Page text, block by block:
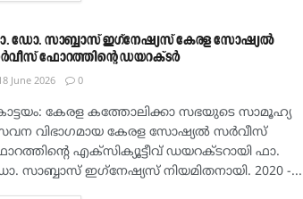
ഡോ. സാബ്ബാസ് ഇഗ്‌നേഷ്യസ് കേരള സോഷ്യൽ
ഫോറത്തിന്റെ ഡയറക്‌ടര്‍
June 2026
0
കേരള കത്തോലിക്കാ സഭയുടെ സാമൂഹ്യ
വിഭാഗമായ കേരള സോഷ്യൽ സർവീസ്
എക്സിക്യൂട്ടീവ് ഡയറക്‌ടറായി ഫാ.
സാബ്ബാസ് ഇഗ്‌നേഷ്യസ് നിയമിതനായി. 2020 -...